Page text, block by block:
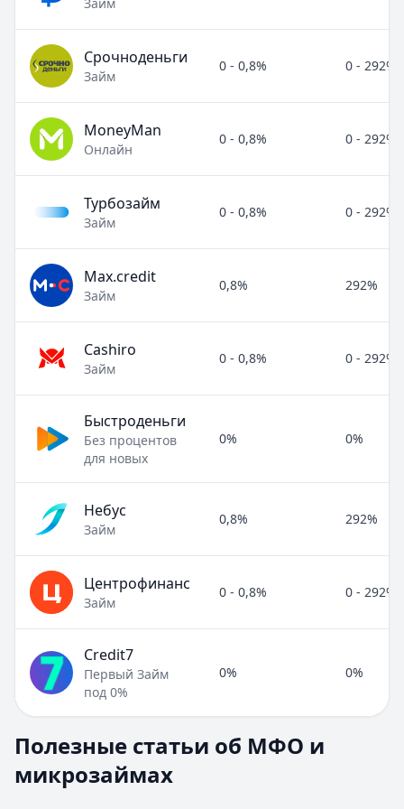
Срочноденьги
Займ
0 - 0,8% 0 - 292%
MoneyMan
Онлайн
0 - 0,8% 0 - 292%
Турбозайм
Займ
0 - 0,8% 0 - 292%
Max.credit
Займ
0,8% 292%
Cashiro
Займ
0 - 0,8% 0 - 292%
Быстроденьги
Без процентов
для новых
0% 0%
Небус
Займ
0,8% 292%
Центрофинанс
Займ
0 - 0,8% 0 - 292%
Credit7
Первый Займ
под 0%
0% 0%
Раздел:МФО и микрозаймы. Всего статей: 8.
Займ под расписку
Нужны деньги срочно? Рассмотрите займ под
Полезные статьи об МФО и
микрозаймах